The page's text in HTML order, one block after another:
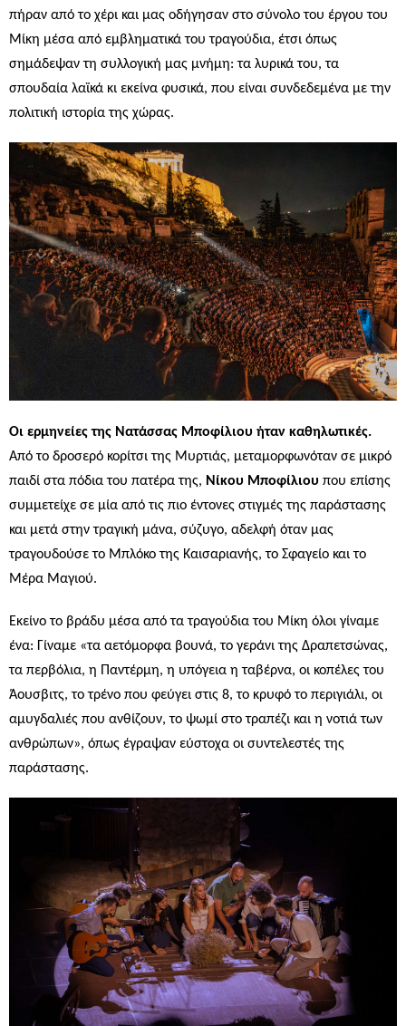
πήραν από το χέρι και μας οδήγησαν στο σύνολο του έργου του
Μίκη μέσα από εμβληματικά του τραγούδια, έτσι όπως
σημάδεψαν τη συλλογική μας μνήμη: τα λυρικά του, τα
σπουδαία λαϊκά κι εκείνα φυσικά, που είναι συνδεδεμένα με την
πολιτική ιστορία της χώρας.
Οι ερμηνείες της Νατάσσας Μποφίλιου ήταν καθηλωτικές.
Από το δροσερό κορίτσι της Μυρτιάς, μεταμορφωνόταν σε μικρό
παιδί στα πόδια του πατέρα της, Νίκου Μποφίλιου που επίσης
συμμετείχε σε μία από τις πιο έντονες στιγμές της παράστασης
και μετά στην τραγική μάνα, σύζυγο, αδελφή όταν μας
τραγουδούσε το Μπλόκο της Καισαριανής, το Σφαγείο και το
Μέρα Μαγιού.
Εκείνο το βράδυ μέσα από τα τραγούδια του Μίκη όλοι γίναμε
ένα: Γίναμε «τα αετόμορφα βουνά, το γεράνι της Δραπετσώνας,
τα περβόλια, η Παντέρμη, η υπόγεια η ταβέρνα, οι κοπέλες του
Άουσβιτς, το τρένο που φεύγει στις 8, το κρυφό το περιγιάλι, οι
αμυγδαλιές που ανθίζουν, το ψωμί στο τραπέζι και η νοτιά των
ανθρώπων», όπως έγραψαν εύστοχα οι συντελεστές της
παράστασης.